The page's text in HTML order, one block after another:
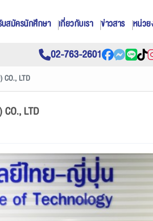
สมัครนักศึกษา เกี่ยวกับเรา ข่าวสาร หน่วย
02-763-2601
CO., LTD
LTD